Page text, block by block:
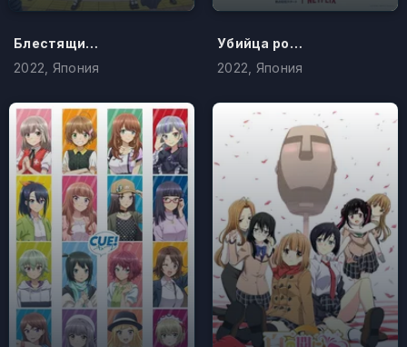
Блестящий пост
2022, Япония
Убийца романтики
2022, Япония